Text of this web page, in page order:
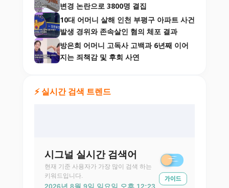
변경 논란으로 3800명 결집
10대 어머니 살해 인천 부평구 아파트 사건
발생 경위와 존속살인 혐의 체포 결과
방은희 어머니 고독사 고백과 6년째 이어
지는 죄책감 및 후회 사연
⚡ 실시간 검색 트렌드